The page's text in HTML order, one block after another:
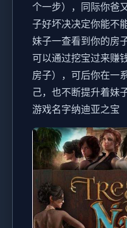
个一步），同际你爸
子好坏决决定你能不
妹子一查看到你的房
可以通过挖宝过来赚
房子），可后你在一
己，也不断提升着妹
游戏名字纳迪亚之宝